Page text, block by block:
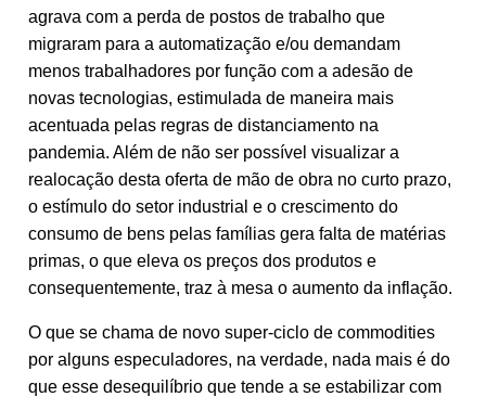
agrava com a perda de postos de trabalho que
migraram para a automatização e/ou demandam
menos trabalhadores por função com a adesão de
novas tecnologias, estimulada de maneira mais
acentuada pelas regras de distanciamento na
pandemia. Além de não ser possível visualizar a
realocação desta oferta de mão de obra no curto prazo,
o estímulo do setor industrial e o crescimento do
consumo de bens pelas famílias gera falta de matérias
primas, o que eleva os preços dos produtos e
consequentemente, traz à mesa o aumento da inflação.
O que se chama de novo super-ciclo de commodities
por alguns especuladores, na verdade, nada mais é do
que esse desequilíbrio que tende a se estabilizar com